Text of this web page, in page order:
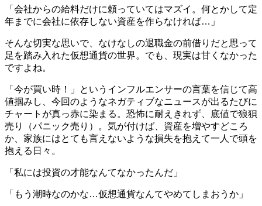
「会社からの給料だけに頼っていてはマズイ。何とかして定
年までに会社に依存しない資産を作らなければ…」
そんな切実な思いで、なけなしの退職金の前借りだと思って
足を踏み入れた仮想通貨の世界。でも、現実は甘くなかった
ですよね。
「今が買い時！」というインフルエンサーの言葉を信じて高
値掴みし、今回のようなネガティブなニュースが出るたびに
チャートが真っ赤に染まる。恐怖に耐えきれず、底値で狼狽
売り（パニック売り）。気が付けば、資産を増やすどころ
か、家族にはとても言えないような損失を抱えて一人で頭を
抱える日々。
「私には投資の才能なんてなかったんだ」
「もう潮時なのかな…仮想通貨なんてやめてしまおうか」